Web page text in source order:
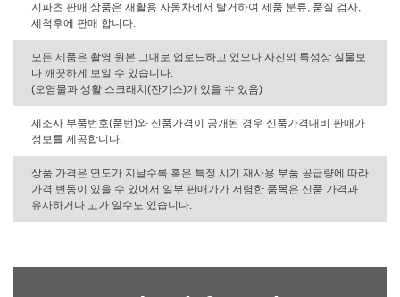
지파츠 판매 상품은 재활용 자동차에서 탈거하여 제품 분류, 품질 검사,
세척후에 판매 합니다.
모든 제품은 촬영 원본 그대로 업로드하고 있으나 사진의 특성상 실물보
다 깨끗하게 보일 수 있습니다.
(오염물과 생활 스크래치(잔기스)가 있을 수 있음)
제조사 부품번호(품번)와 신품가격이 공개된 경우 신품가격대비 판매가
정보를 제공합니다.
상품 가격은 연도가 지날수록 혹은 특정 시기 재사용 부품 공급량에 따라
가격 변동이 있을 수 있어서 일부 판매가가 저렴한 품목은 신품 가격과
유사하거나 고가 일수도 있습니다.